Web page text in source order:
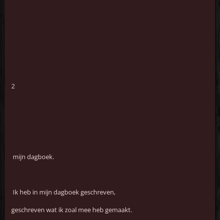
2
mijn dagboek.
Ik heb in mijn dagboek geschreven,
geschreven wat ik zoal mee heb gemaakt.